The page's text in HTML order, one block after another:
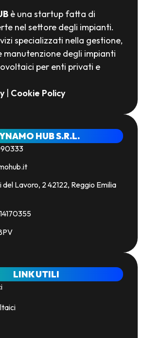
è una startup fatta di
nel settore degli impianti.
specializzati nella gestione,
manutenzione degli impianti
per enti privati e
| Cookie Policy
HUB S.R.L.
Lavoro, 2 42122, Reggio Emilia
LINK UTILI